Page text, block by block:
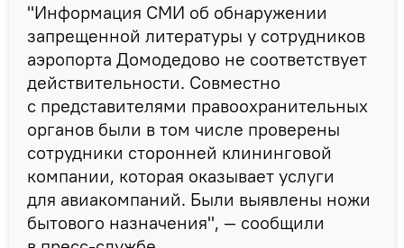
"Информация СМИ об обнаружении
запрещенной литературы у сотрудников
аэропорта Домодедово не соответствует
действительности. Совместно
с представителями правоохранительных
органов были в том числе проверены
сотрудники сторонней клининговой
компании, которая оказывает услуги
для авиакомпаний. Были выявлены ножи
бытового назначения", — сообщили